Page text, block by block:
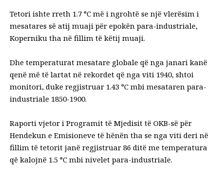
Tetori ishte rreth 1.7 °C më i ngrohtë se një vlerësim i
mesatares së atij muaji për epokën para-industriale,
Koperniku tha në fillim të këtij muaji.
Dhe temperaturat mesatare globale që nga janari kanë
qenë më të lartat në rekordet që nga viti 1940, shtoi
monitori, duke regjistruar 1.43 °C mbi mesataren para-
industriale 1850-1900.
Raporti vjetor i Programit të Mjedisit të OKB-së për
Hendekun e Emisioneve të hënën tha se nga viti deri në
fillim të tetorit janë regjistruar 86 ditë me temperatura
që kalojnë 1.5 °C mbi nivelet para-industriale.